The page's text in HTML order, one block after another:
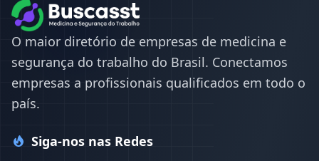
O maior diretório de empresas de medicina e
segurança do trabalho do Brasil. Conectamos
empresas a profissionais qualificados em todo o
país.
Siga-nos nas Redes